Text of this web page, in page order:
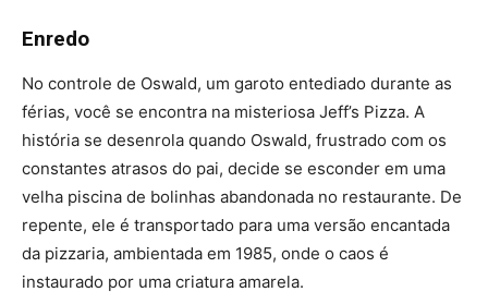
Enredo
No controle de Oswald, um garoto entediado durante as
férias, você se encontra na misteriosa Jeff’s Pizza. A
história se desenrola quando Oswald, frustrado com os
constantes atrasos do pai, decide se esconder em uma
velha piscina de bolinhas abandonada no restaurante. De
repente, ele é transportado para uma versão encantada
da pizzaria, ambientada em 1985, onde o caos é
instaurado por uma criatura amarela.